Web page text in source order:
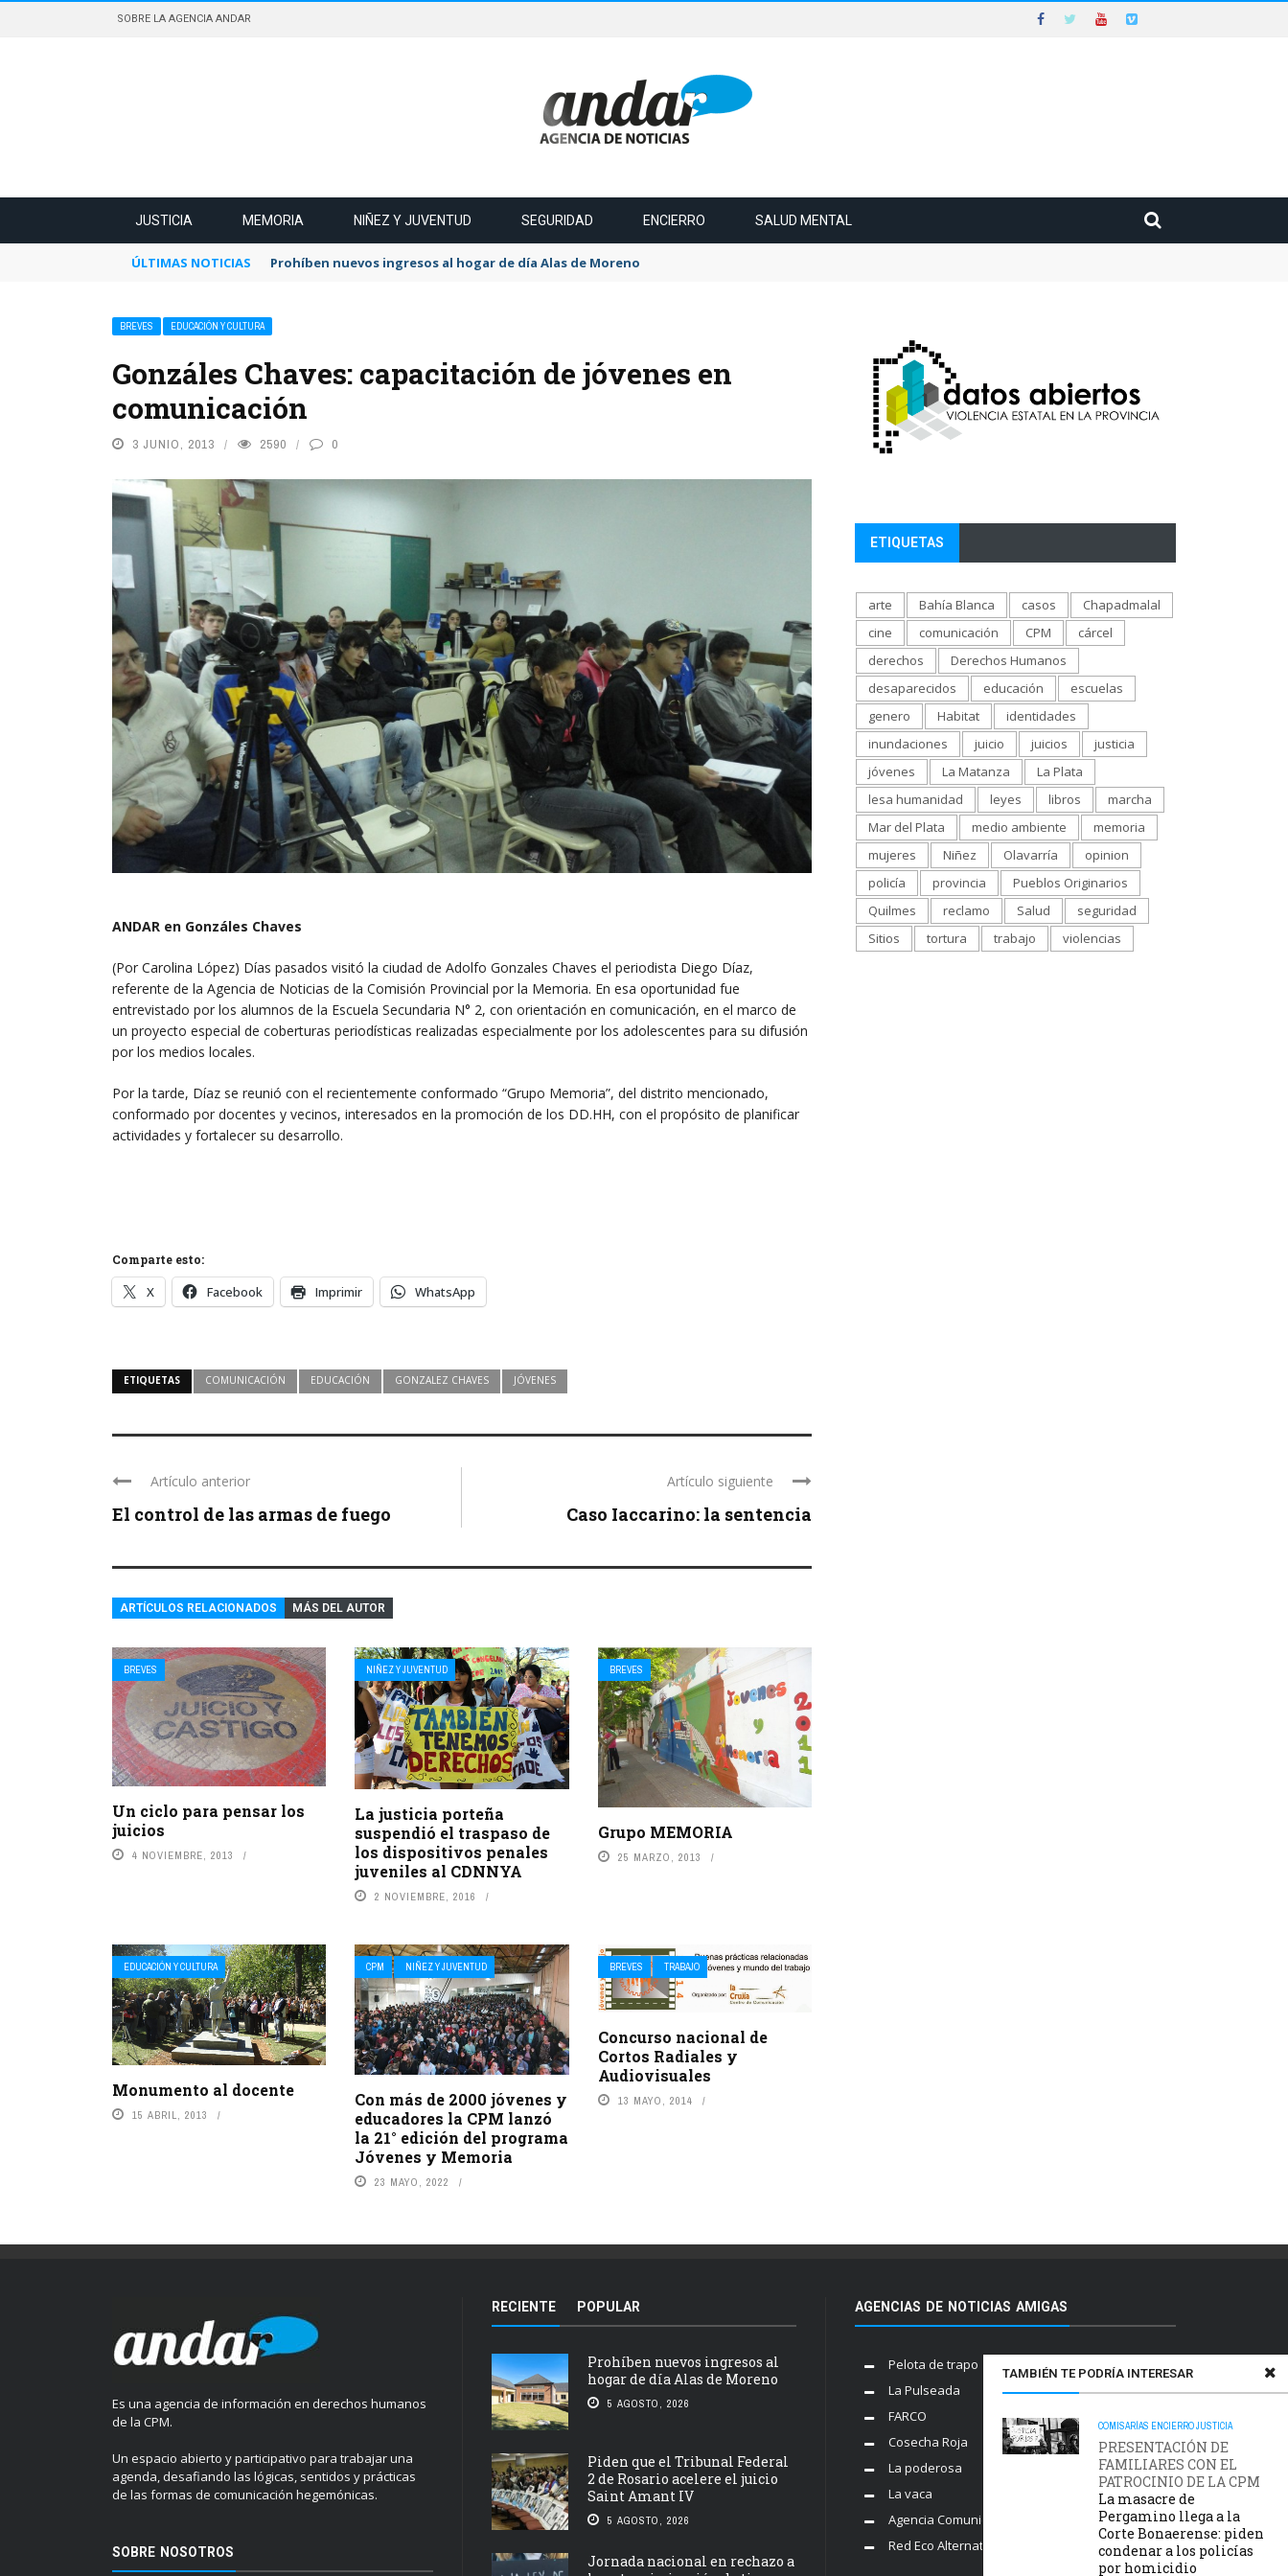
SOBRE LA AGENCIA ANDAR
JUSTICIA MEMORIA NIÑEZ Y JUVENTUD SEGURIDAD ENCIERRO SALUD MENTAL
ÚLTIMAS NOTICIAS Prohíben nuevos ingresos al hogar de día Alas de Moreno
BREVES EDUCACIÓN Y CULTURA
Gonzáles Chaves: capacitación de jóvenes en
comunicación
3 JUNIO, 2013 2590 0
ANDAR en Gonzáles Chaves
(Por Carolina López) Días pasados visitó la ciudad de Adolfo Gonzales Chaves el periodista Diego Díaz,
referente de la Agencia de Noticias de la Comisión Provincial por la Memoria. En esa oportunidad fue
entrevistado por los alumnos de la Escuela Secundaria N° 2, con orientación en comunicación, en el marco de
un proyecto especial de coberturas periodísticas realizadas especialmente por los adolescentes para su difusión
por los medios locales.
Por la tarde, Díaz se reunió con el recientemente conformado “Grupo Memoria”, del distrito mencionado,
conformado por docentes y vecinos, interesados en la promoción de los DD.HH, con el propósito de planificar
actividades y fortalecer su desarrollo.
Comparte esto:
X Facebook Imprimir WhatsApp
ETIQUETAS COMUNICACIÓN EDUCACIÓN GONZALEZ CHAVES JÓVENES
Artículo anterior
El control de las armas de fuego
Artículo siguiente
Caso Iaccarino: la sentencia
ARTÍCULOS RELACIONADOS MÁS DEL AUTOR
BREVES
Un ciclo para pensar los
juicios
4 NOVIEMBRE, 2013
NIÑEZ Y JUVENTUD
La justicia porteña
suspendió el traspaso de
los dispositivos penales
juveniles al CDNNYA
2 NOVIEMBRE, 2016
BREVES
Grupo MEMORIA
25 MARZO, 2013
EDUCACIÓN Y CULTURA
Monumento al docente
15 ABRIL, 2013
CPM NIÑEZ Y JUVENTUD
Con más de 2000 jóvenes y
educadores la CPM lanzó
la 21° edición del programa
Jóvenes y Memoria
23 MAYO, 2022
BREVES TRABAJO
Concurso nacional de
Cortos Radiales y
Audiovisuales
13 MAYO, 2014
TAMBIÉN TE PODRÍA INTERESAR
COMISARÍAS ENCIERROJUSTICIA
PRESENTACIÓN DE
FAMILIARES CON EL
PATROCINIO DE LA CPM
La masacre de
Pergamino llega a la
Corte Bonaerense: piden
condenar a los policías
por homicidio
ETIQUETAS
arte Bahía Blanca casos
Chapadmalal
cine
comunicación CPM
cárcel
derechos
Derechos Humanos
desaparecidos
educación
escuelas
genero
Habitat
identidades
inundaciones
juicio juicios
justicia
jóvenes
La Matanza
La Plata
lesa humanidad
leyes libros
marcha
Mar del Plata
medio ambiente
memoria
mujeres
Niñez Olavarría
opinion
policía
provincia
Pueblos Originarios
Quilmes
reclamo Salud
seguridad
Sitios
tortura trabajo violencias
Es una agencia de información en derechos humanos
de la CPM.
Un espacio abierto y participativo para trabajar una
agenda, desafiando las lógicas, sentidos y prácticas
de las formas de comunicación hegemónicas.
SOBRE NOSOTROS
RECIENTE POPULAR
Prohíben nuevos ingresos al
hogar de día Alas de Moreno
5 AGOSTO, 2026
Piden que el Tribunal Federal
2 de Rosario acelere el juicio
Saint Amant IV
5 AGOSTO, 2026
Jornada nacional en rechazo a
AGENCIAS DE NOTICIAS AMIGAS
Pelota de trapo
La Pulseada
FARCO
Cosecha Roja
La poderosa
La vaca
Agencia Comunica
Red Eco Alternativo